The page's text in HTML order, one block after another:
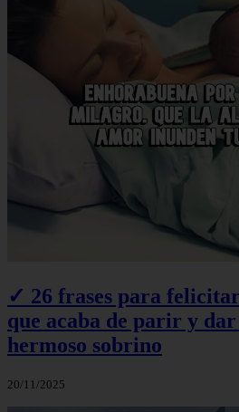
✓ 26 frases para
que acaba de parir y
hermoso sobrino
20/11/2025